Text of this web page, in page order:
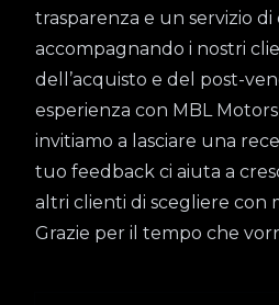
trasparenza e un servizio di
accompagnando i nostri
dell’acquisto e del post-
esperienza con MBL
invitiamo a lasciare una
tuo feedback ci aiuta a
altri clienti di scegliere con
Grazie per il tempo che